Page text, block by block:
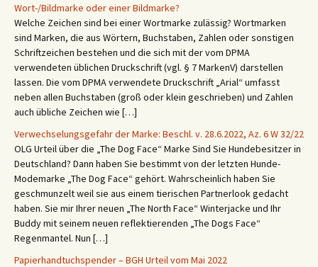
Wort-/Bildmarke oder einer Bildmarke?
Welche Zeichen sind bei einer Wortmarke zulässig? Wortmarken
sind Marken, die aus Wörtern, Buchstaben, Zahlen oder sonstigen
Schriftzeichen bestehen und die sich mit der vom DPMA
verwendeten üblichen Druckschrift (vgl. § 7 MarkenV) darstellen
lassen. Die vom DPMA verwendete Druckschrift „Arial“ umfasst
neben allen Buchstaben (groß oder klein geschrieben) und Zahlen
auch übliche Zeichen wie […]
Verwechselungsgefahr der Marke: Beschl. v. 28.6.2022, Az. 6 W 32/22
OLG Urteil über die „The Dog Face“ Marke Sind Sie Hundebesitzer in
Deutschland? Dann haben Sie bestimmt von der letzten Hunde-
Modemarke „The Dog Face“ gehört. Wahrscheinlich haben Sie
geschmunzelt weil sie aus einem tierischen Partnerlook gedacht
haben. Sie mir Ihrer neuen „The North Face“ Winterjacke und Ihr
Buddy mit seinem neuen reflektierenden „The Dogs Face“
Regenmantel. Nun […]
Papierhandtuchspender – BGH Urteil vom Mai 2022